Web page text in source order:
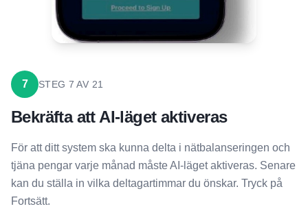
7 STEG 7 AV 21
Bekräfta att AI-läget aktiveras
För att ditt system ska kunna delta i nätbalanseringen och
tjäna pengar varje månad måste AI-läget aktiveras. Senare
kan du ställa in vilka deltagartimmar du önskar. Tryck på
Fortsätt.